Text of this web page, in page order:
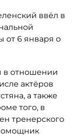
ввёл в
от 6 января о
в отношении
актёров
а также
того, в
тренерского